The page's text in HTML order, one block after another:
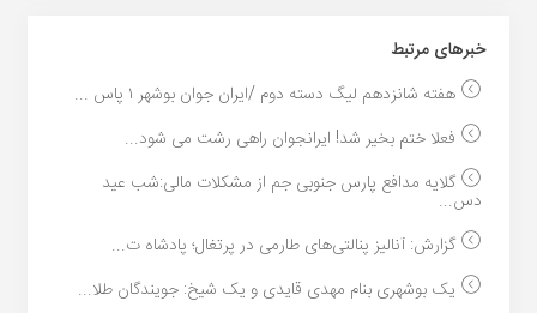
خبر‌های مرتبط
هفته شانزدهم لیگ دسته دوم /ایران جوان بوشهر ۱ پاس ...
فعلا ختم بخیر شد! ایرانجوان راهی رشت می شود...
گلایه مدافع پارس جنوبی جم از مشکلات مالی:شب عید
دس...
گزارش: آنالیز پنالتی‌های طارمی در پرتغال؛ پادشاه ت...
یک بوشهری بنام مهدی قایدی و یک شیخ: جویندگان طلا...